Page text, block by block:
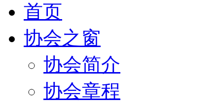
首页
协会之窗
协会简介
协会章程